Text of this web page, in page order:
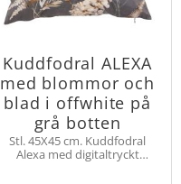
Kuddfodral ALEXA
med blommor och
blad i offwhite på
grå botten
Stl. 45X45 cm. Kuddfodral
Alexa med digitaltryckt